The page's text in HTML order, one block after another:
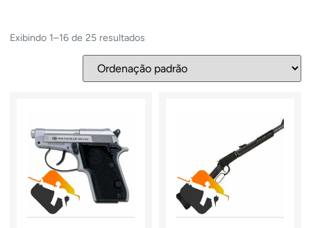
Exibindo 1–16 de 25 resultados